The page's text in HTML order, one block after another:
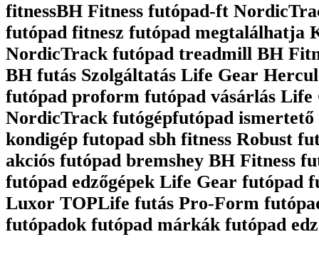
fitnessBH Fitness futópad-ft
futópad fitnesz futópad megtalálhatja
NordicTrack futópad treadmill BH
BH futás Szolgáltatás Life Gear
futópad proform futópad vásárlás
NordicTrack futógépfutópad
kondigép futopad sbh fitness Robust
akciós futópad bremshey BH Fitness
futópad edzőgépek Life Gear futópad
Luxor TOPLife futás Pro-Form
futópadok futópad márkák futópad